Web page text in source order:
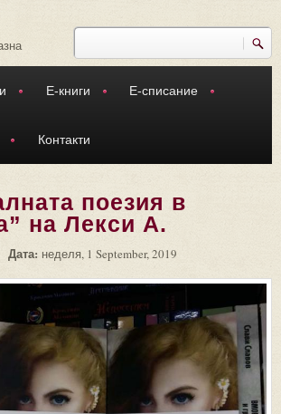
Търси
Е-книги Е-списание
Контакти
поезия в
на Лекси А.
Дата: неделя, 1 September, 2019